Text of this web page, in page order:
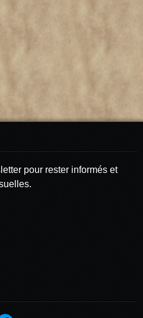
pour rester informés et